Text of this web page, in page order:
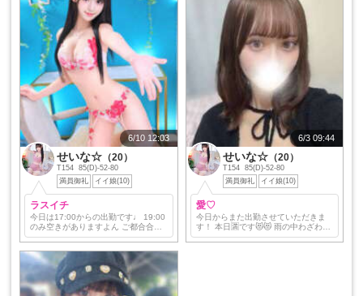
6/10 12:03
せいな☆ （20）
T154 85(D)-52-80
満員御礼
イイ娘(10)
ラスイチ
今日は17:00からの出勤です♩ 19:00
のみ空きがありますよん ご都合合う
お兄様がいましたらお遊びしてほし
てます✋✋
6/3 09:44
せいな☆（20）
T154 85(D)-52-80
満員御礼
イイ娘(10)
愛♡
今日からまた出勤させていただきま
す！ 本日🈵です😻😻 雨の中わざわざ
逢いに来てくれるお兄さん方ありが